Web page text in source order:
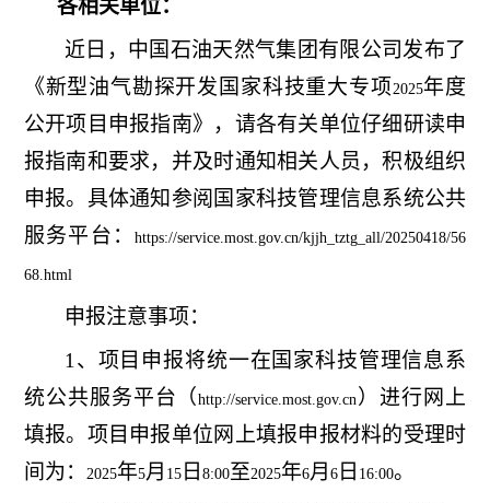
各相关单位：
近日，中国石油天然气集团有限公司发布了
《新型油气勘探开发国家科技重大专项2025年度
公开项目申报指南》，请各有关单位仔细研读申
报指南和要求，并及时通知相关人员，积极组织
申报。具体通知参阅国家科技管理信息系统公共
服务平台：https://service.most.gov.cn/kjjh_tztg_all/20250418/56
68.html
申报注意事项：
1、项目申报将统一在国家科技管理信息系
统公共服务平台（http://service.most.gov.cn）进行网上
填报。项目申报单位网上填报申报材料的受理时
间为：
2025年5月 15日 8:00至2025年6月 6日 16:00。